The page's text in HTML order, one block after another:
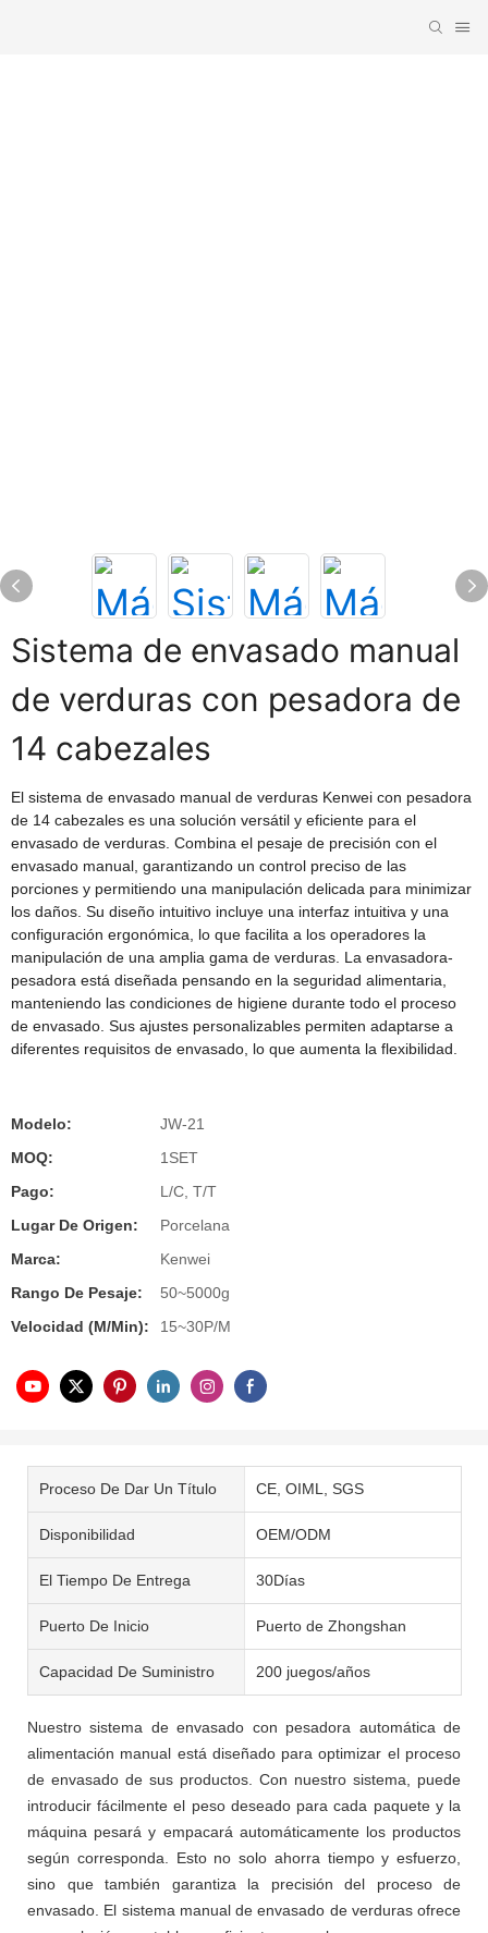
Sistema de envasado manual
de verduras con pesadora de
14 cabezales
El sistema de envasado manual de verduras Kenwei con pesadora
de 14 cabezales es una solución versátil y eficiente para el
envasado de verduras. Combina el pesaje de precisión con el
envasado manual, garantizando un control preciso de las
porciones y permitiendo una manipulación delicada para minimizar
los daños. Su diseño intuitivo incluye una interfaz intuitiva y una
configuración ergonómica, lo que facilita a los operadores la
manipulación de una amplia gama de verduras. La envasadora-
pesadora está diseñada pensando en la seguridad alimentaria,
manteniendo las condiciones de higiene durante todo el proceso
de envasado. Sus ajustes personalizables permiten adaptarse a
diferentes requisitos de envasado, lo que aumenta la flexibilidad.
Modelo:
JW-21
MOQ:
1SET
Pago:
L/C, T/T
Lugar De Origen:
Porcelana
Marca:
Kenwei
Rango De Pesaje:
50~5000g
Velocidad (m/min):
15~30P/M
Proceso De Dar Un Título CE, OIML, SGS
Disponibilidad OEM/ODM
El Tiempo De Entrega 30Días
Puerto De Inicio Puerto de Zhongshan
Capacidad De Suministro 200 juegos/años
Nuestro sistema de envasado con pesadora automática de
alimentación manual está diseñado para optimizar el proceso
de envasado de sus productos. Con nuestro sistema, puede
introducir fácilmente el peso deseado para cada paquete y la
máquina pesará y empacará automáticamente los productos
según corresponda. Esto no solo ahorra tiempo y esfuerzo,
sino que también garantiza la precisión del proceso de
envasado. El sistema manual de envasado de verduras ofrece